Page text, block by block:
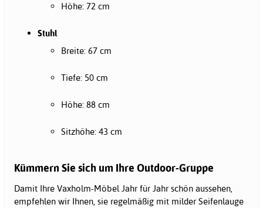
Höhe: 72 cm
Stuhl
Breite: 67 cm
Tiefe: 50 cm
Höhe: 88 cm
Sitzhöhe: 43 cm
Kümmern Sie sich um Ihre Outdoor-Gruppe
Damit Ihre Vaxholm-Möbel Jahr für Jahr schön aussehen,
empfehlen wir Ihnen, sie regelmäßig mit milder Seifenlauge